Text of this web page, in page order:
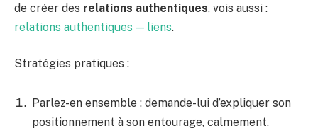
de créer des relations authentiques, vois aussi :
relations authentiques — liens.
Stratégies pratiques :
Parlez-en ensemble : demande-lui d’expliquer son
positionnement à son entourage, calmement.